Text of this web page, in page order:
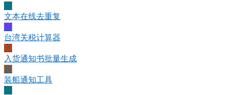
文
文本在线去重复
台
台湾关税计算器
入
入货通知书批量生成
装
装船通知工具
电